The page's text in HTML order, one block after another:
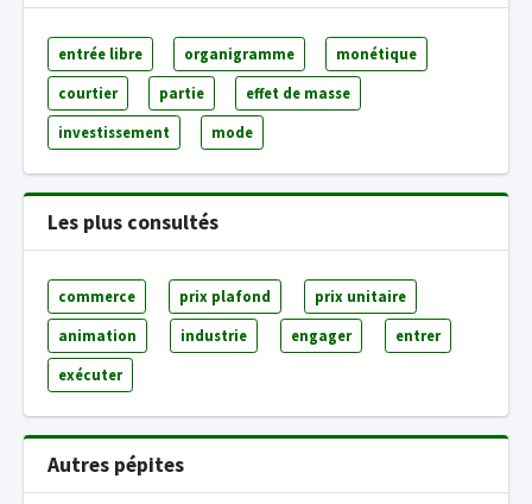
entrée libre organigramme monétique
courtier partie effet de masse
investissement mode
Les plus consultés
commerce prix plafond prix unitaire
animation industrie engager entrer
exécuter
Autres pépites